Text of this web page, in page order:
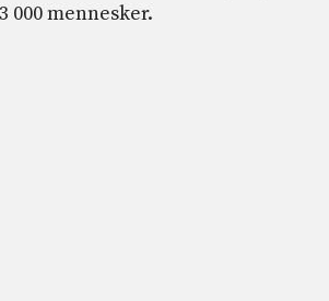
000 mennesker.